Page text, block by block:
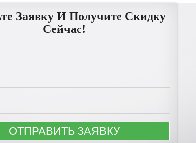
Заявку И Получите Скидку
Сейчас!